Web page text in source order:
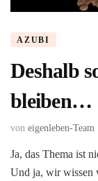
AZUBI
Deshalb
bleiben…
von eigenleben-Team
Ja, das Thema ist
Und ja, wir wissen